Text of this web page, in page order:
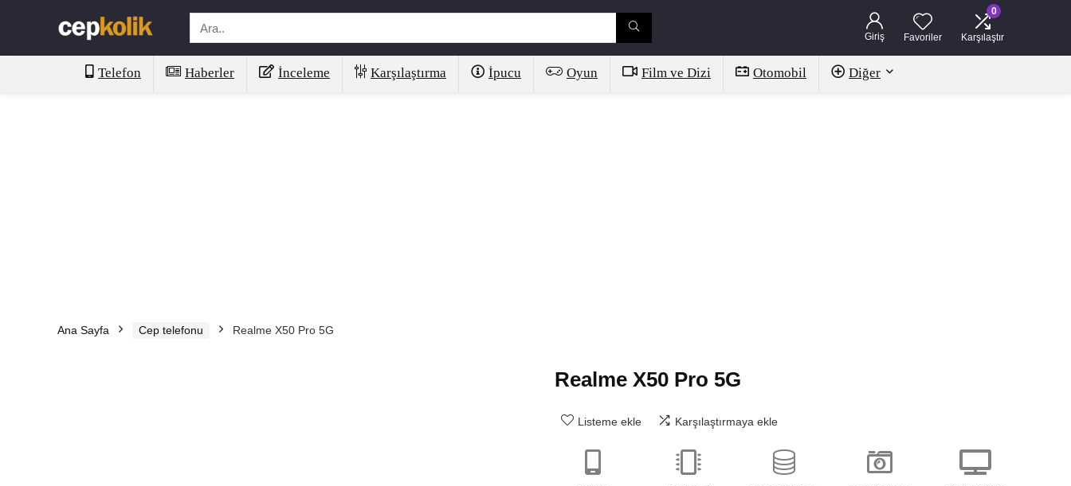
Giriş Favoriler
0
Karşılaştır
Telefon Haberler İnceleme Karşılaştırma İpucu Oyun Film ve Dizi Otomobil Diğer
Ana Sayfa Cep telefonu Realme X50 Pro 5G
Realme X50 Pro 5G
Listeme ekle Karşılaştırmaya ekle